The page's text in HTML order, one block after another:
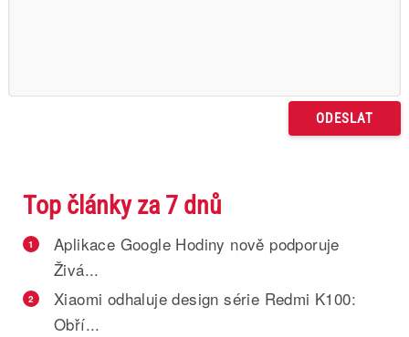
Top články za 7 dnů
1
Aplikace Google Hodiny nově podporuje
Živá...
2
Xiaomi odhaluje design série Redmi K100:
Obří...